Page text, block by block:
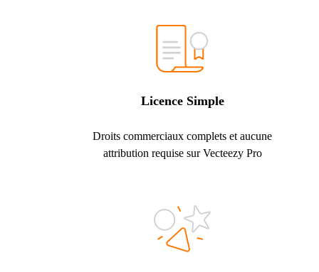
Licence Simple
Droits commerciaux complets et aucune
attribution requise sur Vecteezy Pro